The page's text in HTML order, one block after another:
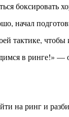
боксировать
начал
тактике, чтобы
в ринге!» —
на ринг и